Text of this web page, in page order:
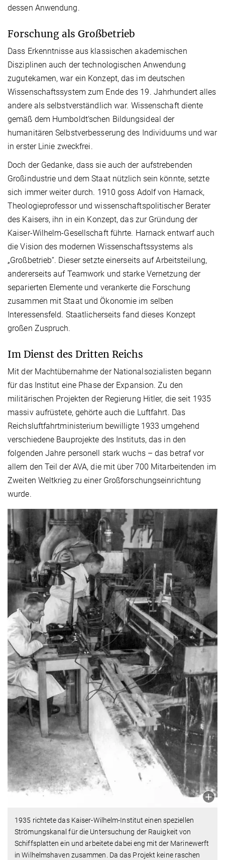
dessen Anwendung.
Forschung als Großbetrieb
Dass Erkenntnisse aus klassischen akademischen
Disziplinen auch der technologischen Anwendung
zugutekamen, war ein Konzept, das im deutschen
Wissenschaftssystem zum Ende des 19. Jahrhundert alles
andere als selbstverständlich war. Wissenschaft diente
gemäß dem Humboldt‘schen Bildungsideal der
humanitären Selbstverbesserung des Individuums und war
in erster Linie zweckfrei.
Doch der Gedanke, dass sie auch der aufstrebenden
Großindustrie und dem Staat nützlich sein könnte, setzte
sich immer weiter durch. 1910 goss Adolf von Harnack,
Theologieprofessor und wissenschaftspolitischer Berater
des Kaisers, ihn in ein Konzept, das zur Gründung der
Kaiser-Wilhelm-Gesellschaft führte. Harnack entwarf auch
die Vision des modernen Wissenschaftssystems als
„Großbetrieb“. Dieser setzte einerseits auf Arbeitsteilung,
andererseits auf Teamwork und starke Vernetzung der
separierten Elemente und verankerte die Forschung
zusammen mit Staat und Ökonomie im selben
Interessensfeld. Staatlicherseits fand dieses Konzept
großen Zuspruch.
Im Dienst des Dritten Reichs
Mit der Machtübernahme der Nationalsozialisten begann
für das Institut eine Phase der Expansion. Zu den
militärischen Projekten der Regierung Hitler, die seit 1935
massiv aufrüstete, gehörte auch die Luftfahrt. Das
Reichsluftfahrtministerium bewilligte 1933 umgehend
verschiedene Bauprojekte des Instituts, das in den
folgenden Jahre personell stark wuchs – das betraf vor
allem den Teil der AVA, die mit über 700 Mitarbeitenden im
Zweiten Weltkrieg zu einer Großforschungseinrichtung
wurde.
1935 richtete das Kaiser-Wilhelm-Institut einen speziellen
Strömungskanal für die Untersuchung der Rauigkeit von
Schiffsplatten ein und arbeitete dabei eng mit der Marinewerft
in Wilhelmshaven zusammen. Da das Projekt keine raschen